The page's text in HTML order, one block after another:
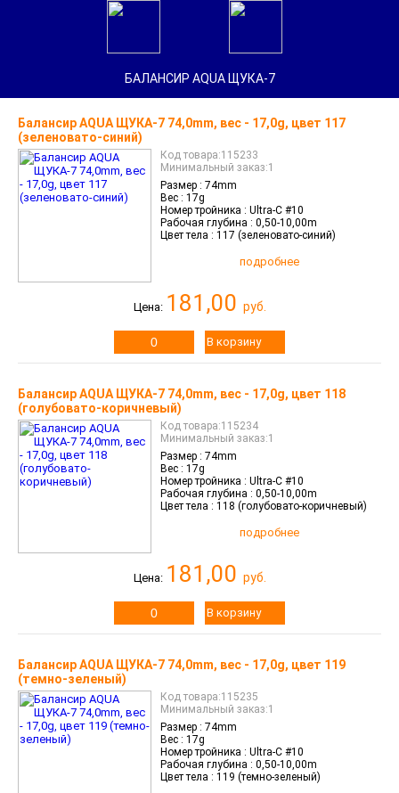
Главная
Каталог
Войти
Зарегистрироваться
Переход
график
компании
Статьи
Галерея
на полную версию
БАЛАНСИР AQUA ЩУКА-7
Балансир AQUA ЩУКА-7 74,0mm, вес - 17,0g, цвет 117
(зеленовато-синий)
Код товара:115233
Минимальный заказ:1
Размер : 74mm
Вес : 17g
Номер тройника : Ultra-C #10
Рабочая глубина : 0,50-10,00m
Цвет тела : 117 (зеленовато-синий)
подробнее
Цена: 181,00 руб.
В корзину
Балансир AQUA ЩУКА-7 74,0mm, вес - 17,0g, цвет 118
(голубовато-коричневый)
Код товара:115234
Минимальный заказ:1
Размер : 74mm
Вес : 17g
Номер тройника : Ultra-C #10
Рабочая глубина : 0,50-10,00m
Цвет тела : 118 (голубовато-коричневый)
подробнее
Цена: 181,00 руб.
В корзину
Балансир AQUA ЩУКА-7 74,0mm, вес - 17,0g, цвет 119
(темно-зеленый)
Код товара:115235
Минимальный заказ:1
Размер : 74mm
Вес : 17g
Номер тройника : Ultra-C #10
Рабочая глубина : 0,50-10,00m
Цвет тела : 119 (темно-зеленый)